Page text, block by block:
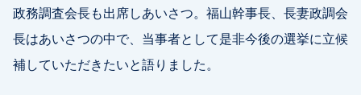
政務調査会長も出席しあいさつ。福山幹事長、長妻政調会
長はあいさつの中で、当事者として是非今後の選挙に立候
補していただきたいと語りました。